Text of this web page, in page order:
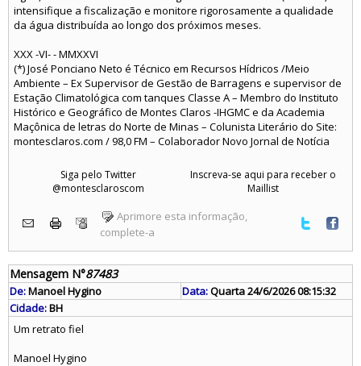
intensifique a fiscalização e monitore rigorosamente a qualidade
da água distribuída ao longo dos próximos meses.
XXX -VI- - MMXXVI
(*) José Ponciano Neto é Técnico em Recursos Hídricos /Meio
Ambiente – Ex Supervisor de Gestão de Barragens e supervisor de
Estação Climatológica com tanques Classe A – Membro do Instituto
Histórico e Geográfico de Montes Claros -IHGMC e da Academia
Maçônica de letras do Norte de Minas – Colunista Literário do Site:
montesclaros.com / 98,0 FM – Colaborador Novo Jornal de Notícia
Siga pelo Twitter
@montesclaroscom
Inscreva-se aqui para receber o
Maillist
Aprimore esta informação,
complete-a
Mensagem N°87483
De:Manoel Hygino Data:Quarta 24/6/2026 08:15:32
Cidade:BH
Um retrato fiel
Manoel Hygino